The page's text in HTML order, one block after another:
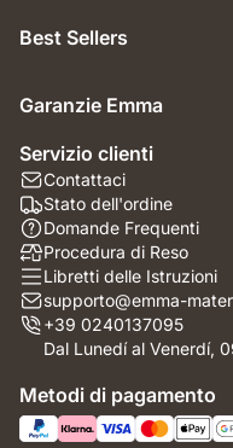
Best Sellers
Garanzie Emma
Servizio clienti
Contattaci
Stato dell'ordine
Domande Frequenti
Procedura di Reso
Libretti delle Istruzioni
supporto@emma-
+39 0240137095
Dal Lunedí al Venerdí,
Metodi di pagamento